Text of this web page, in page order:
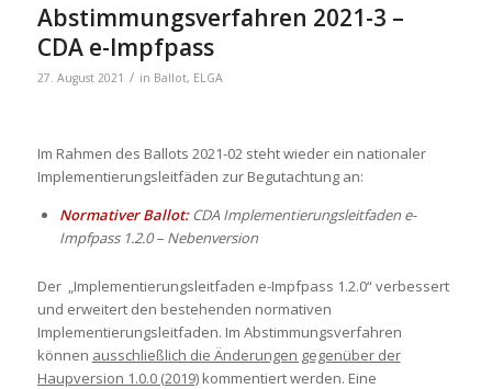
Abstimmungsverfahren 2021-3 –
CDA e-Impfpass
27. August 2021 / in Ballot, ELGA
Im Rahmen des Ballots 2021-02 steht wieder ein nationaler
Implementierungsleitfäden zur Begutachtung an:
Normativer Ballot:CDA Implementierungsleitfaden e-
Impfpass 1.2.0 – Nebenversion
Der „Implementierungsleitfaden e-Impfpass 1.2.0“ verbessert
und erweitert den bestehenden normativen
Implementierungsleitfaden. Im Abstimmungsverfahren
können ausschließlich die Änderungen gegenüber der
Haupversion 1.0.0 (2019)kommentiert werden. Eine